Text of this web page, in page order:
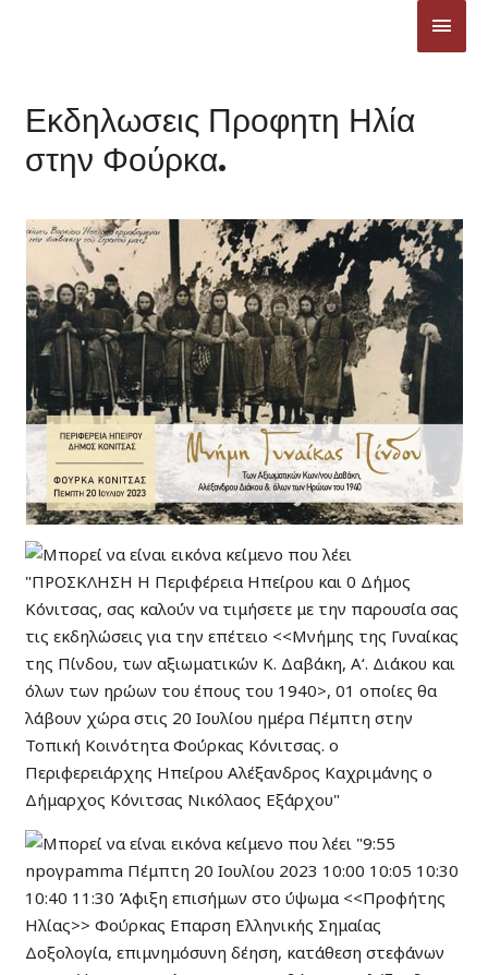
Εκδηλωσεις Προφητη Ηλία
στην Φούρκα.